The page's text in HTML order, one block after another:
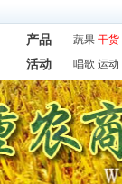
产品 蔬果 干货
活动 唱歌 运动